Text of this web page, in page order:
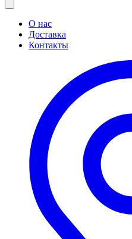
О нас
Доставка
Контакты